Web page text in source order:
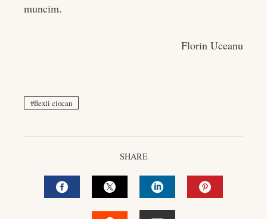
muncim.
Florin Uceanu
flexii ciocan
SHARE
FACEBOOKTWITTERLINKEDIN